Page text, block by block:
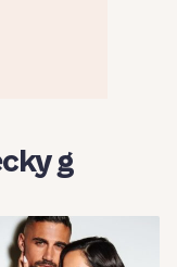
g